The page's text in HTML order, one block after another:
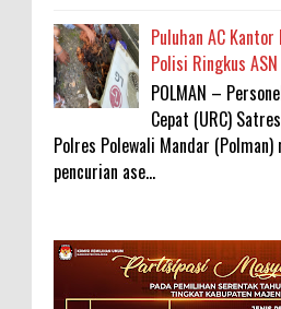
Puluhan AC
Polisi Ringkus
POLMAN –
Cepat (URC)
Polres Polewali Mandar (Polman)
pencurian ase...